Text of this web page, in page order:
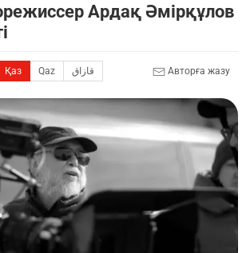
Ардақ Әмірқұлов
Қаз Qaz قازاق Авторға жазу